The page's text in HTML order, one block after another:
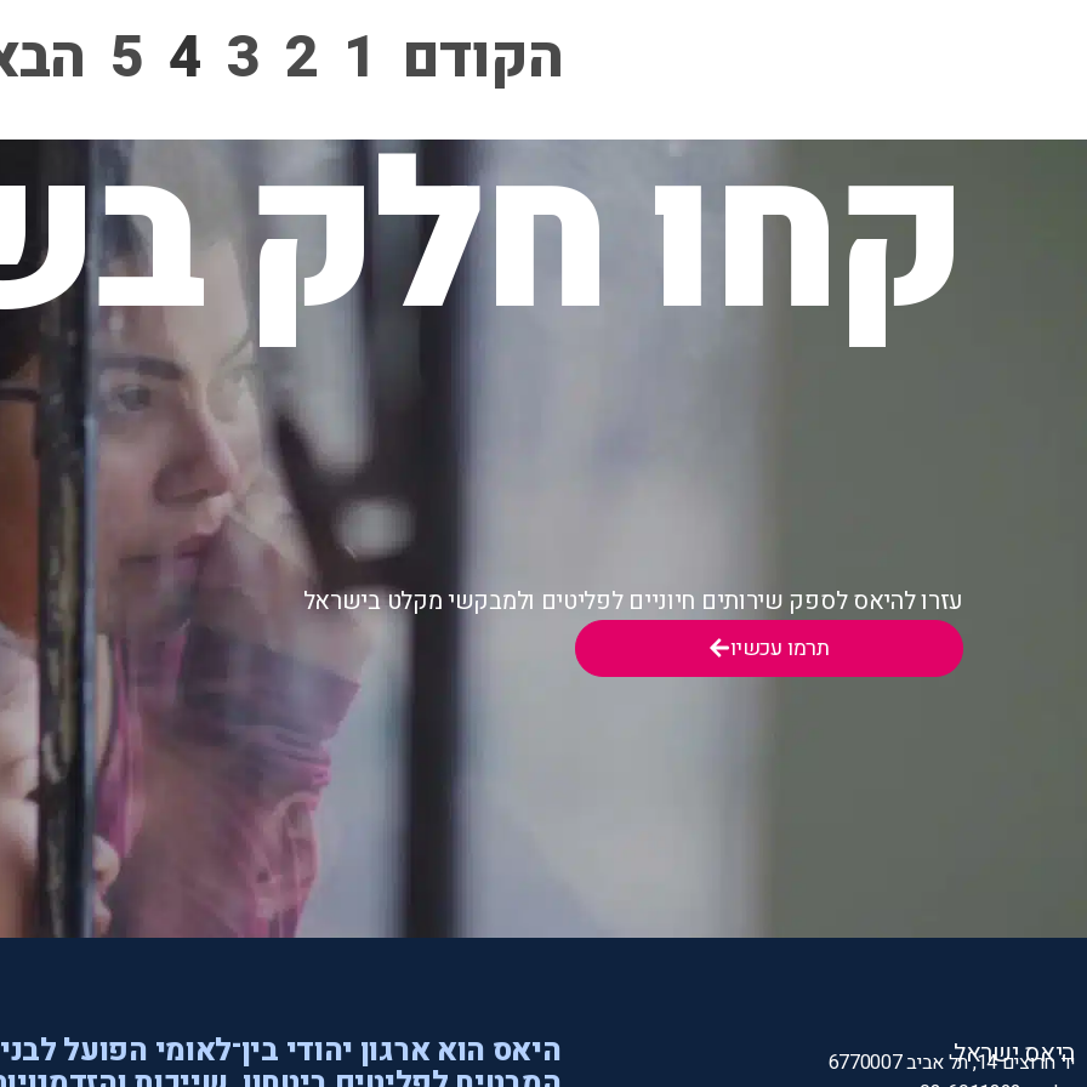
הקודם 1
2
3
4
5
קחו חלק
עזרו להיאס לספק שירותים חיוניים לפליטים ולמבקשי מקלט בישראל
תרמו עכשיו
היאס ישראל
יד חרוצים 14, תל אביב 6770007
היאס הוא ארגון יהודי בין־לאומי הפועל